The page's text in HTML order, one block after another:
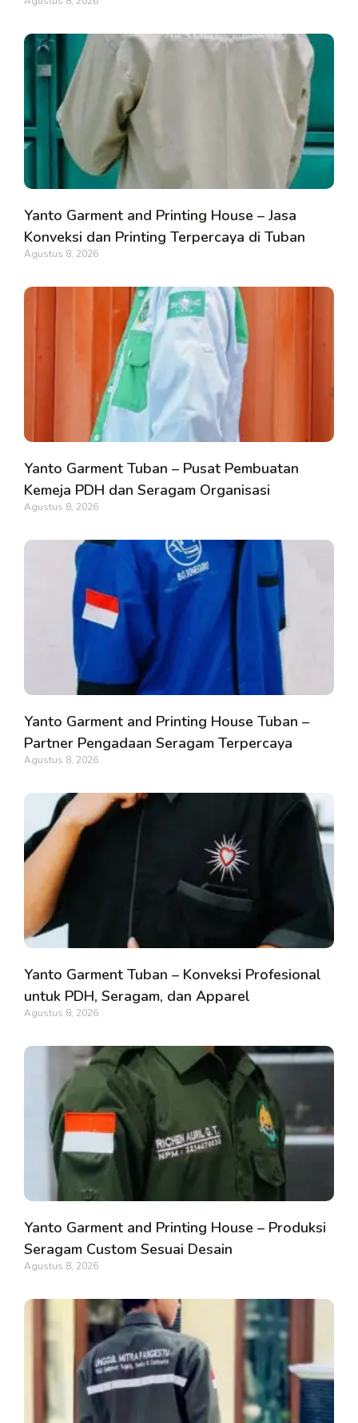
Yanto Garment and Printing House – Jasa
Konveksi dan Printing Terpercaya di Tuban
Agustus 8, 2026
Yanto Garment Tuban – Pusat Pembuatan
Kemeja PDH dan Seragam Organisasi
Agustus 8, 2026
Yanto Garment and Printing House Tuban –
Partner Pengadaan Seragam Terpercaya
Agustus 8, 2026
Yanto Garment Tuban – Konveksi Profesional
untuk PDH, Seragam, dan Apparel
Agustus 8, 2026
Yanto Garment and Printing House – Produksi
Seragam Custom Sesuai Desain
Agustus 8, 2026